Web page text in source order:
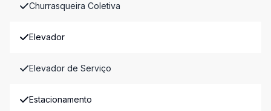
Churrasqueira Coletiva
Elevador
Elevador de Serviço
Estacionamento